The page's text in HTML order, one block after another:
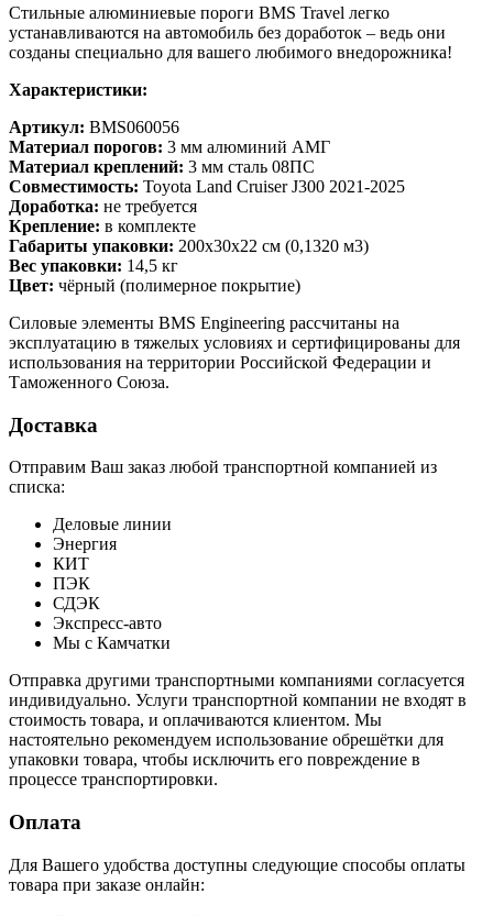
Стильные алюминиевые пороги BMS Travel легко
устанавливаются на автомобиль без доработок – ведь они
созданы специально для вашего любимого внедорожника!
Характеристики:
Артикул: BMS060056
Материал порогов: 3 мм алюминий АМГ
Материал креплений: 3 мм сталь 08ПС
Совместимость: Toyota Land Cruiser J300 2021-2025
Доработка: не требуется
Крепление: в комплекте
Габариты упаковки: 200x30x22 см (0,1320 м3)
Вес упаковки: 14,5 кг
Цвет: чёрный (полимерное покрытие)
Силовые элементы BMS Engineering рассчитаны на
эксплуатацию в тяжелых условиях и сертифицированы для
использования на территории Российской Федерации и
Таможенного Союза.
Доставка
Отправим Ваш заказ любой транспортной компанией из
списка:
Деловые линии
Энергия
КИТ
ПЭК
СДЭК
Экспресс-авто
Мы с Камчатки
Отправка другими транспортными компаниями согласуется
индивидуально. Услуги транспортной компании не входят в
стоимость товара, и оплачиваются клиентом. Мы
настоятельно рекомендуем использование обрешётки для
упаковки товара, чтобы исключить его повреждение в
процессе транспортировки.
Оплата
Для Вашего удобства доступны следующие способы оплаты
товара при заказе онлайн: